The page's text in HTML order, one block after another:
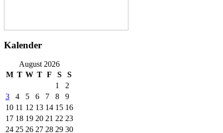
Kalender
August 2026
M T W T F S
S
1
2
3
4 5 6 7 8
9
10 11 12 13 14 15 16
17 18 19 20 21 22 23
24 25 26 27 28 29 30